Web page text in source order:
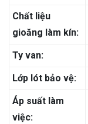
Chất liệu
gioăng làm kín:
Ty van:
Lớp lót bảo vệ:
Áp suất làm
việc: